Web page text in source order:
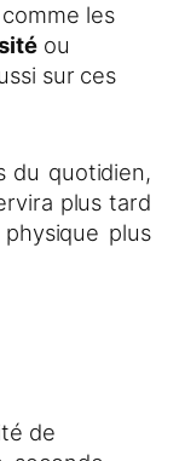
les
ou
sur ces
du quotidien,
plus tard
plus
de